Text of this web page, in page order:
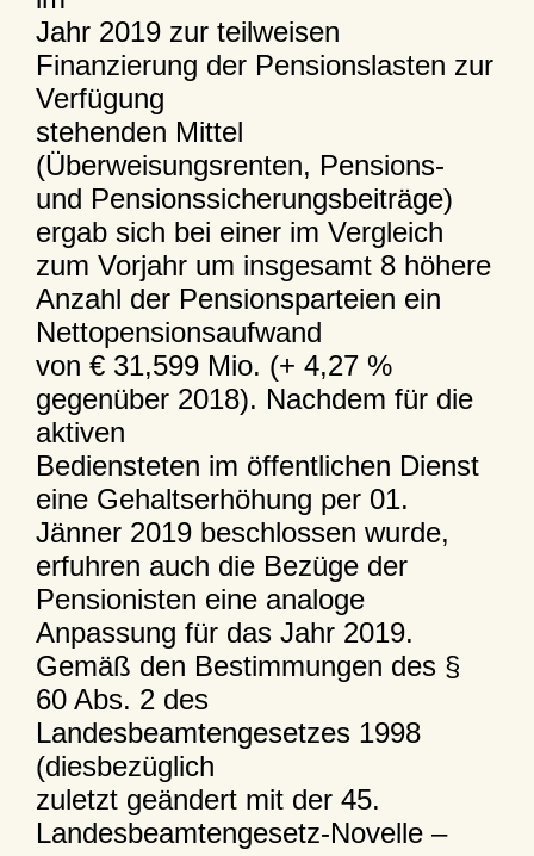
Jahr 2019 zur teilweisen
Finanzierung der Pensionslasten zur
Verfügung
stehenden Mittel
(Überweisungsrenten, Pensions-
und Pensionssicherungsbeiträge)
ergab sich bei einer im Vergleich
zum Vorjahr um insgesamt 8 höhere
Anzahl der Pensionsparteien ein
Nettopensionsaufwand
von € 31,599 Mio. (+ 4,27 %
gegenüber 2018). Nachdem für die
aktiven
Bediensteten im öffentlichen Dienst
eine Gehaltserhöhung per 01.
Jänner 2019 beschlossen wurde,
erfuhren auch die Bezüge der
Pensionisten eine analoge
Anpassung für das Jahr 2019.
Gemäß den Bestimmungen des §
60 Abs. 2 des
Landesbeamtengesetzes 1998
(diesbezüglich
zuletzt geändert mit der 45.
Landesbeamtengesetz-Novelle –